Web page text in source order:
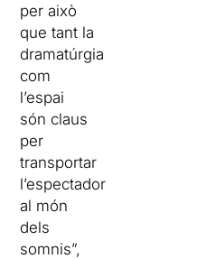
per això
que tant la
dramatúrgia
com
l’espai
són claus
per
transportar
l’espectador
al món
dels
somnis”,